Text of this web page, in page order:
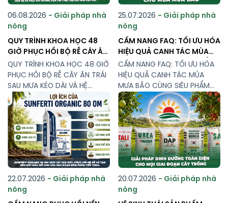
06.08.2026 - Giải pháp nhà
nông
QUY TRÌNH KHOA HỌC 48
GIỜ PHỤC HỒI BỘ RỄ CÂY ĂN
TRÁI SAU MƯA KÉO DÀI VÀ HỆ
THỐNG DINH DƯỠNG
TƯỜNG NGUYÊN HỖ TRỢ
QUY TRÌNH KHOA HỌC 48 GIỜ
PHỤC HỒI BỘ RỄ CÂY ĂN TRÁI
SAU MƯA KÉO DÀI VÀ HỆ
THỐNG DINH DƯỠNG TƯỜNG
NGUYÊN HỖ TRỢ Sau mưa
lớn kéo dài, việc xử lý vườn
trong 48 giờ đầu có ý nghĩa
quan trọng đối với khả năng
phục hồi bộ rễ và sức khỏe
[…]
25.07.2026 - Giải pháp nhà
nông
CẨM NANG FAQ: TỐI ƯU HÓA
HIỆU QUẢ CANH TÁC MÙA
MƯA BÃO CÙNG SIÊU PHẨM
NPK HÀN QUỐC 16-16-8+13S
CẨM NANG FAQ: TỐI ƯU HÓA
HIỆU QUẢ CANH TÁC MÙA
MƯA BÃO CÙNG SIÊU PHẨM
NPK HÀN QUỐC 16-16-8+13S
Quản lý dinh dưỡng cây
trồng trong giai đoạn mưa
lũ cao điểm tháng 7 luôn
đặt ra nhiều thách thức về
mặt kỹ thuật cho nhà nông.
Làm sao để cây trồng vừa
22.07.2026 - Giải pháp nhà
nông
20.07.2026 - Giải pháp nhà
nông